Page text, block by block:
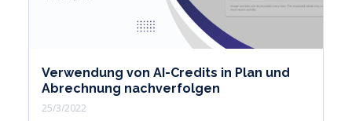
Verwendung von AI-Credits in Plan und
Abrechnung nachverfolgen
25/3/2022